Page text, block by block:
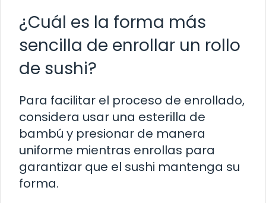
¿Cuál es la forma más
sencilla de enrollar un rollo
de sushi?
Para facilitar el proceso de enrollado,
considera usar una esterilla de
bambú y presionar de manera
uniforme mientras enrollas para
garantizar que el sushi mantenga su
forma.